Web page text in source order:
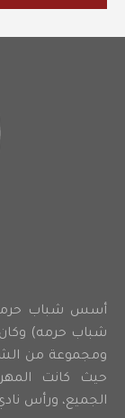
شباب حرمه) وكان
ومجموعة من
حيث كانت
الجميع، ورأس